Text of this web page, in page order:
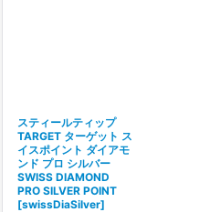
スティールティップ
TARGET ターゲット ス
イスポイント ダイアモ
ンド プロ シルバー
SWISS DIAMOND
PRO SILVER POINT
[swissDiaSilver]